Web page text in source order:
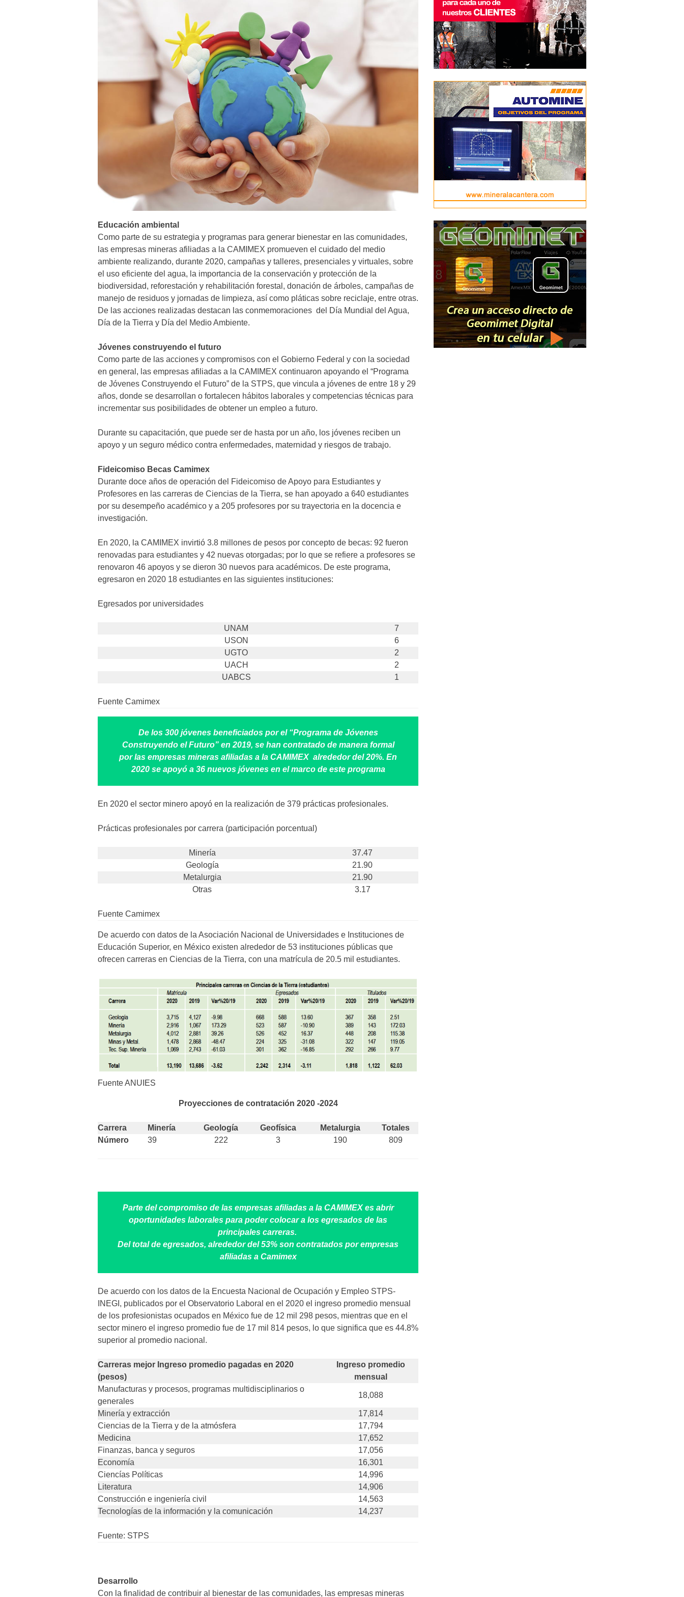
Educación ambiental
Como parte de su estrategia y programas para generar bienestar en las comunidades,
las empresas mineras afiliadas a la CAMIMEX promueven el cuidado del medio
ambiente realizando, durante 2020, campañas y talleres, presenciales y virtuales, sobre
el uso eficiente del agua, la importancia de la conservación y protección de la
biodiversidad, reforestación y rehabilitación forestal, donación de árboles, campañas de
manejo de residuos y jornadas de limpieza, así como pláticas sobre reciclaje, entre otras.
De las acciones realizadas destacan las conmemoraciones del Día Mundial del Agua,
Día de la Tierra y Día del Medio Ambiente.
Jóvenes construyendo el futuro
Como parte de las acciones y compromisos con el Gobierno Federal y con la sociedad
en general, las empresas afiliadas a la CAMIMEX continuaron apoyando el “Programa
de Jóvenes Construyendo el Futuro” de la STPS, que vincula a jóvenes de entre 18 y 29
años, donde se desarrollan o fortalecen hábitos laborales y competencias técnicas para
incrementar sus posibilidades de obtener un empleo a futuro.
Durante su capacitación, que puede ser de hasta por un año, los jóvenes reciben un
apoyo y un seguro médico contra enfermedades, maternidad y riesgos de trabajo.
Fideicomiso Becas Camimex
Durante doce años de operación del Fideicomiso de Apoyo para Estudiantes y
Profesores en las carreras de Ciencias de la Tierra, se han apoyado a 640 estudiantes
por su desempeño académico y a 205 profesores por su trayectoria en la docencia e
investigación.
En 2020, la CAMIMEX invirtió 3.8 millones de pesos por concepto de becas: 92 fueron
renovadas para estudiantes y 42 nuevas otorgadas; por lo que se refiere a profesores se
renovaron 46 apoyos y se dieron 30 nuevos para académicos. De este programa,
egresaron en 2020 18 estudiantes en las siguientes instituciones:
Egresados por universidades
UNAM
7
USON
6
UGTO
2
UACH
2
UABCS
1
Fuente Camimex
De los 300 jóvenes beneficiados por el “Programa de Jóvenes
Construyendo el Futuro” en 2019, se han contratado de manera formal
por las empresas mineras afiliadas a la CAMIMEX alrededor del 20%. En
2020 se apoyó a 36 nuevos jóvenes en el marco de este programa
En 2020 el sector minero apoyó en la realización de 379 prácticas profesionales.
Prácticas profesionales por carrera (participación porcentual)
Minería
37.47
Geología
21.90
Metalurgia
21.90
Otras
3.17
Fuente Camimex
De acuerdo con datos de la Asociación Nacional de Universidades e Instituciones de
Educación Superior, en México existen alrededor de 53 instituciones públicas que
ofrecen carreras en Ciencias de la Tierra, con una matrícula de 20.5 mil estudiantes.
Fuente ANUIES
Proyecciones de contratación 2020 -2024
Carrera Minería Geología Geofísica Metalurgia
Totales
Número
39 222 3 190 809
Parte del compromiso de las empresas afiliadas a la CAMIMEX es abrir
oportunidades laborales para poder colocar a los egresados de las
principales carreras.
Del total de egresados, alrededor del 53% son contratados por empresas
afiliadas a Camimex
De acuerdo con los datos de la Encuesta Nacional de Ocupación y Empleo STPS-
INEGI, publicados por el Observatorio Laboral en el 2020 el ingreso promedio mensual
de los profesionistas ocupados en México fue de 12 mil 298 pesos, mientras que en el
sector minero el ingreso promedio fue de 17 mil 814 pesos, lo que significa que es 44.8%
superior al promedio nacional.
Carreras mejor Ingreso promedio pagadas en 2020
(pesos)
Ingreso promedio
mensual
Manufacturas y procesos, programas multidisciplinarios o
generales
18,088
Minería y extracción
17,814
Ciencias de la Tierra y de la atmósfera
17,794
Medicina
17,652
Finanzas, banca y seguros
17,056
Economía
16,301
Ciencías Políticas
14,996
Literatura
14,906
Construcción e ingeniería civil
14,563
Tecnologías de la información y la comunicación
14,237
Fuente: STPS
Desarrollo
Con la finalidad de contribuir al bienestar de las comunidades, las empresas mineras